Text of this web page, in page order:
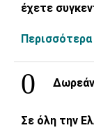
έχετε
Περισσότερα
Σε όλη την